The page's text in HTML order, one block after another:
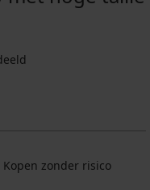
Kopen zonder risico